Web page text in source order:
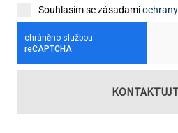
Souhlasím se zásadami